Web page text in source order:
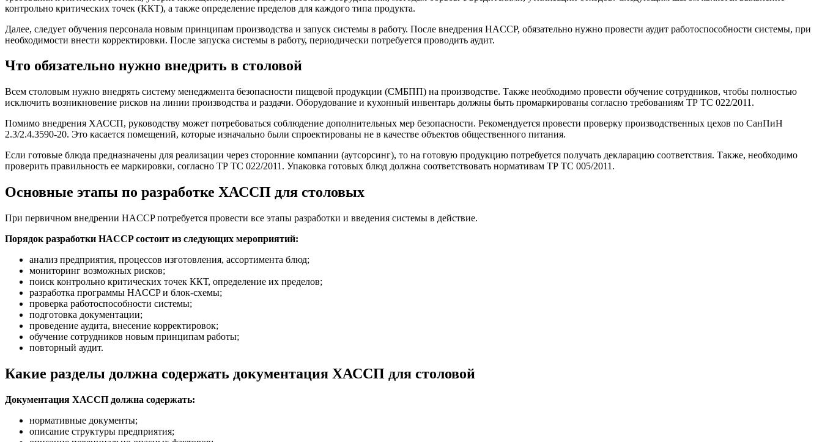
контрольно критических точек (ККТ), а также определение пределов для каждого типа продукта.
Далее, следует обучения персонала новым принципам производства и запуск системы в работу. После внедрения HACCP, обязательно нужно провести аудит работоспособности системы, при
необходимости внести корректировки. После запуска системы в работу, периодически потребуется проводить аудит.
Что обязательно нужно внедрить в столовой
Всем столовым нужно внедрять систему менеджмента безопасности пищевой продукции (СМБПП) на производстве. Также необходимо провести обучение сотрудников, чтобы полностью
исключить возникновение рисков на линии производства и раздачи. Оборудование и кухонный инвентарь должны быть промаркированы согласно требованиям ТР ТС 022/2011.
Помимо внедрения ХАССП, руководству может потребоваться соблюдение дополнительных мер безопасности. Рекомендуется провести проверку производственных цехов по СанПиН
2.3/2.4.3590-20. Это касается помещений, которые изначально были спроектированы не в качестве объектов общественного питания.
Если готовые блюда предназначены для реализации через сторонние компании (аутсорсинг), то на готовую продукцию потребуется получать декларацию соответствия. Также, необходимо
проверить правильность ее маркировки, согласно ТР ТС 022/2011. Упаковка готовых блюд должна соответствовать нормативам ТР ТС 005/2011.
Основные этапы по разработке ХАССП для столовых
При первичном внедрении HACCP потребуется провести все этапы разработки и введения системы в действие.
Порядок разработки HACCP состоит из следующих мероприятий:
анализ предприятия, процессов изготовления, ассортимента блюд;
мониторинг возможных рисков;
поиск контрольно критических точек ККТ, определение их пределов;
разработка программы HACCP и блок-схемы;
проверка работоспособности системы;
подготовка документации;
проведение аудита, внесение корректировок;
обучение сотрудников новым принципам работы;
повторный аудит.
Какие разделы должна содержать документация ХАССП для столовой
Документация ХАССП должна содержать:
нормативные документы;
описание структуры предприятия;